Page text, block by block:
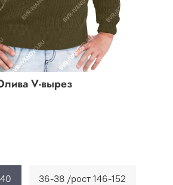
V-вырез
36-38 /рост 146-152